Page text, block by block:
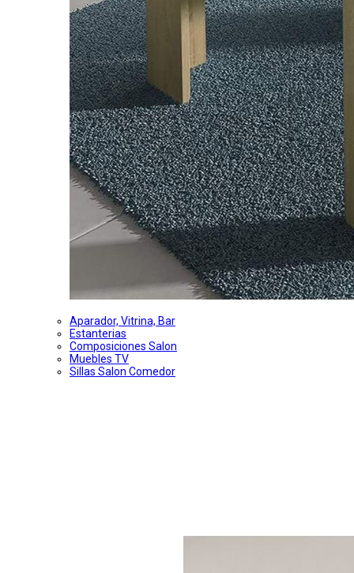
Aparador, Vitrina, Bar
Estanterias
Composiciones Salon
Muebles TV
Sillas Salon Comedor